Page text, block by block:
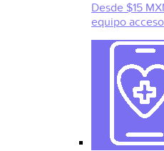
Desde $15
equipo